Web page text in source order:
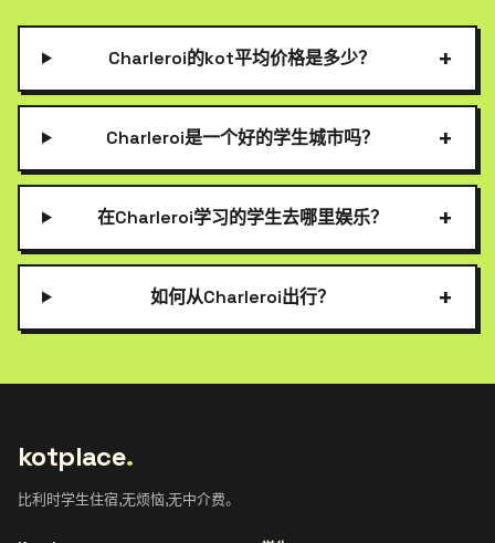
Charleroi的kot平均价格是多少？ +
Charleroi是一个好的学生城市吗？ +
在Charleroi学习的学生去哪里娱乐？ +
如何从Charleroi出行？ +
kotplace.
比利时学生住宿,无烦恼,无中介费。